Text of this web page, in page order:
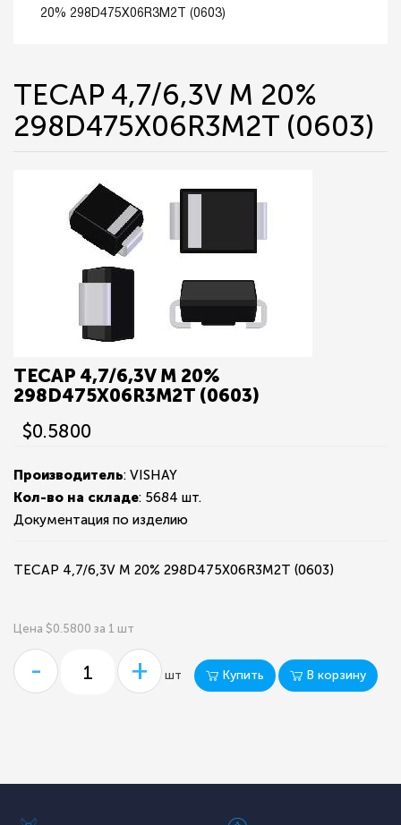
20% 298D475X06R3M2T (0603)
TECAP 4,7/6,3V M 20%
298D475X06R3M2T (0603)
TECAP 4,7/6,3V M 20%
298D475X06R3M2T (0603)
$0.5800
Производитель: VISHAY
Кол-во на складе: 5684 шт.
Документация по изделию
TECAP 4,7/6,3V M 20% 298D475X06R3M2T (0603)
Цена $0.5800 за 1 шт
- + шт Купить В корзину